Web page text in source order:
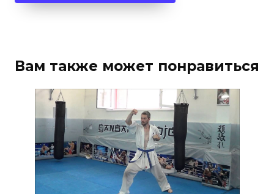
Вам также может понравиться